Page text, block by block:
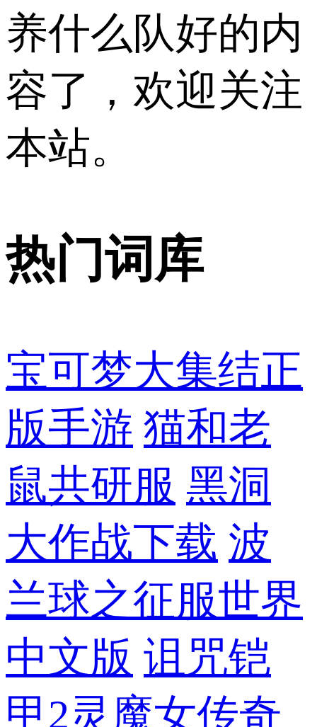
养什么队好的内
容了，欢迎关注
本站。
热门词库
宝可梦大集结正
版手游 猫和老
鼠共研服 黑洞
大作战下载 波
兰球之征服世界
中文版 诅咒铠
甲2灵魔女传奇